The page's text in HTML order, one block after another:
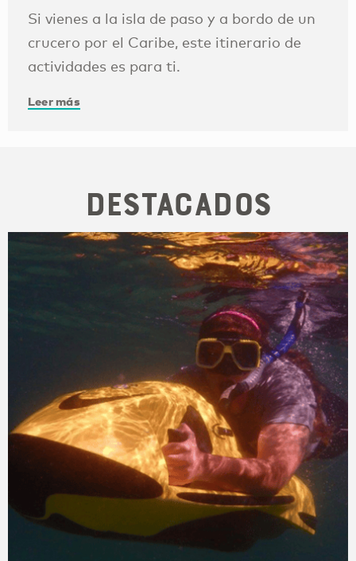
Si vienes a la isla de paso y a bordo de un
crucero por el Caribe, este itinerario de
actividades es para ti.
Leer más
Destacados